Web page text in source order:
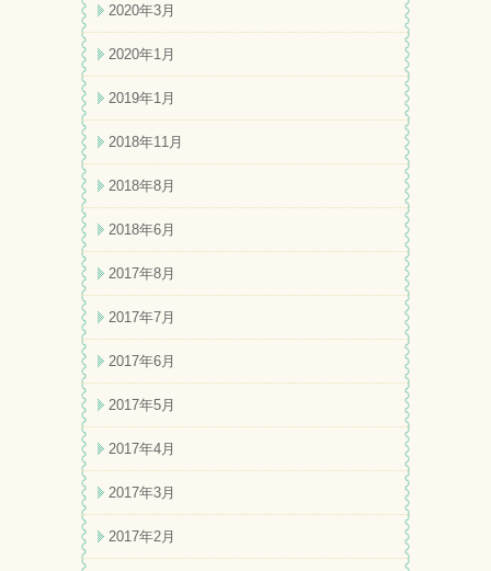
2020年3月
2020年1月
2019年1月
2018年11月
2018年8月
2018年6月
2017年8月
2017年7月
2017年6月
2017年5月
2017年4月
2017年3月
2017年2月